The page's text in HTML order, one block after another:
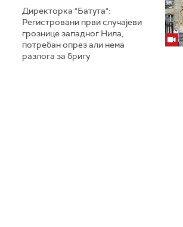
Директорка "Батута":
Регистровани први случајеви
грознице западног Нила,
потребан опрез али нема
разлога за бригу